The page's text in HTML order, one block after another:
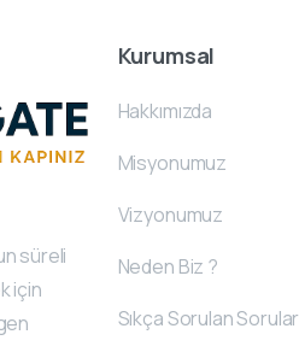
süreli
için
Kurumsal
Hakkımızda
Misyonumuz
Vizyonumuz
Neden Biz ?
Sıkça Sorulan Sorular